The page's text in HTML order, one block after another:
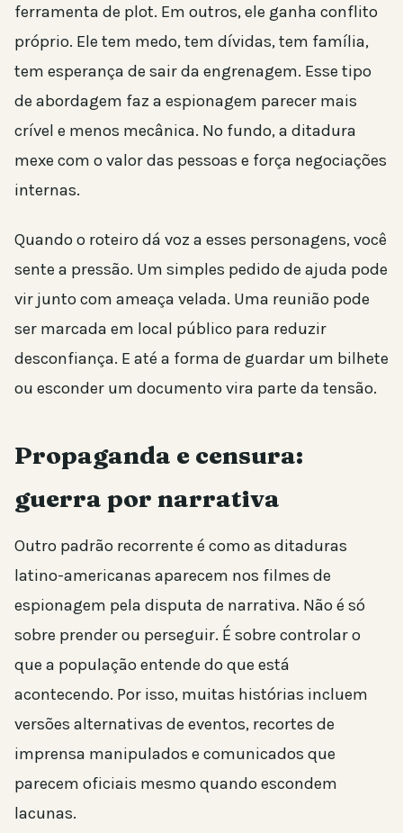
ferramenta de plot. Em outros, ele ganha conflito
próprio. Ele tem medo, tem dívidas, tem família,
tem esperança de sair da engrenagem. Esse tipo
de abordagem faz a espionagem parecer mais
crível e menos mecânica. No fundo, a ditadura
mexe com o valor das pessoas e força negociações
internas.
Quando o roteiro dá voz a esses personagens, você
sente a pressão. Um simples pedido de ajuda pode
vir junto com ameaça velada. Uma reunião pode
ser marcada em local público para reduzir
desconfiança. E até a forma de guardar um bilhete
ou esconder um documento vira parte da tensão.
Propaganda e censura:
guerra por narrativa
Outro padrão recorrente é como as ditaduras
latino-americanas aparecem nos filmes de
espionagem pela disputa de narrativa. Não é só
sobre prender ou perseguir. É sobre controlar o
que a população entende do que está
acontecendo. Por isso, muitas histórias incluem
versões alternativas de eventos, recortes de
imprensa manipulados e comunicados que
parecem oficiais mesmo quando escondem
lacunas.